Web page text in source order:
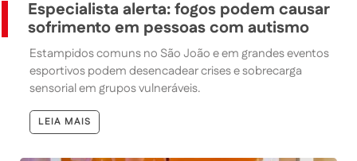
Especialista alerta: fogos podem causar
sofrimento em pessoas com autismo
Estampidos comuns no São João e em grandes eventos
esportivos podem desencadear crises e sobrecarga
sensorial em grupos vulneráveis.
LEIA MAIS